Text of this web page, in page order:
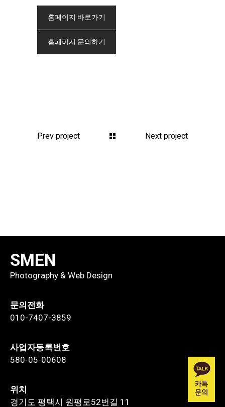
홈페이지 바로가기
홈페이지 문의하기
Prev project Next project
SMEN
Photography & Web Design
문의전화
010-7407-3859
사업자등록번호
580-05-00608
위치
경기도 평택시 원평로52번길 11